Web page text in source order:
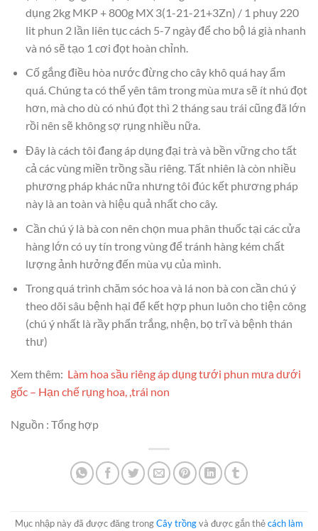
dụng 2kg MKP + 800g MX 3(1-21-21+3Zn) / 1 phuy 220
lit phun 2 lần liên tục cách 5-7 ngày để cho bộ lá già nhanh
và nó sẽ tạo 1 cơi đọt hoàn chỉnh.
Cố gắng điều hòa nước đừng cho cây khô quá hay ẩm
quá. Chúng ta có thể yên tâm trong mùa mưa sẽ ít nhú đọt
hơn, mà cho dù có nhú đọt thì 2 tháng sau trái cũng đã lớn
rồi nên sẽ không sợ rụng nhiều nữa.
Đây là cách tôi đang áp dụng đại trà và bền vững cho tất
cả các vùng miền trồng sầu riêng. Tất nhiên là còn nhiều
phương pháp khác nữa nhưng tôi đúc kết phương pháp
này là an toàn và hiệu quả nhất cho cây.
Cần chú ý là bà con nên chọn mua phân thuốc tại các cửa
hàng lớn có uy tín trong vùng để tránh hàng kém chất
lượng ảnh hưởng đến mùa vụ của mình.
Trong quá trình chăm sóc hoa và lá non bà con cần chú ý
theo dõi sâu bệnh hại để kết hợp phun luôn cho tiện công
(chú ý nhất là rầy phấn trắng, nhện, bọ trĩ và bệnh thán
thư)
Xem thêm: Làm hoa sầu riêng áp dụng tưới phun mưa dưới
gốc – Hạn chế rụng hoa, ,trái non
Nguồn : Tổng hợp
Mục nhập này đã được đăng trongCây trồngvà được gắn thẻcách làm